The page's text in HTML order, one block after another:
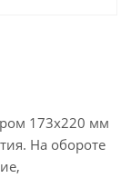
173х220 мм
На обороте